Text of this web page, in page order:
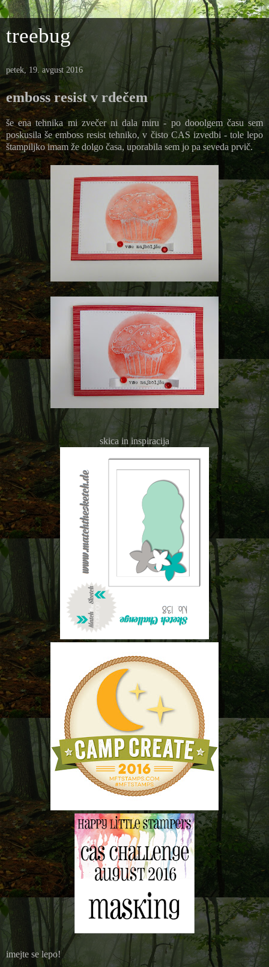
treebug
petek, 19. avgust 2016
emboss resist v rdečem
še ena tehnika mi zvečer ni dala miru - po dooolgem času sem
poskusila še emboss resist tehniko, v čisto CAS izvedbi - tole lepo
štampiljko imam že dolgo časa, uporabila sem jo pa seveda prvič.
skica in inspiracija
imejte se lepo!